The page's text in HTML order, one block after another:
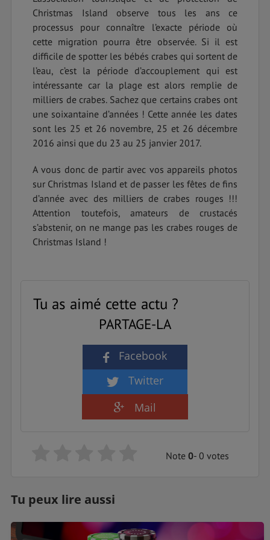
Christmas Island observe tous les ans ce
processus pour connaître l’exacte période où
cette migration pourra être observée. Si il est
difficile de spotter les bébés crabes qui sortent de
l’eau, c’est la période d’accouplement qui est
intéressante car la plage est alors remplie de
milliers de crabes. Sachez que certains crabes ont
une soixantaine d’années ! Cette année les dates
sont les 25 et 26 novembre, 25 et 26 décembre
2016 ainsi que du 23 au 25 janvier 2017.
A vous donc de partir avec vos appareils photos
sur Christmas Island et de passer les fêtes de fins
d’année avec des milliers de crabes rouges !!!
Attention toutefois, amateurs de crustacés
s’abstenir, on ne mange pas les crabes rouges de
Christmas Island !
Tu as aimé cette actu ?
PARTAGE-LA
Facebook
Twitter
Mail
Note 0- 0 votes
Tu peux lire aussi